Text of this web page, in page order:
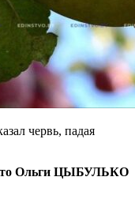
червь, падая
Ольги ЦЫБУЛЬКО